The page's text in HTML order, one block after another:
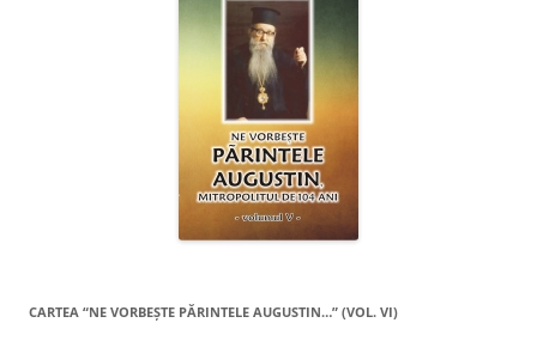
CARTEA “NE VORBEŞTE PĂRINTELE AUGUSTIN…” (VOL. VI)